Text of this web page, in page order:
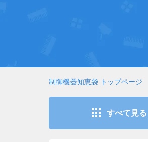
制御機器知恵袋 トップページ
すべて見る